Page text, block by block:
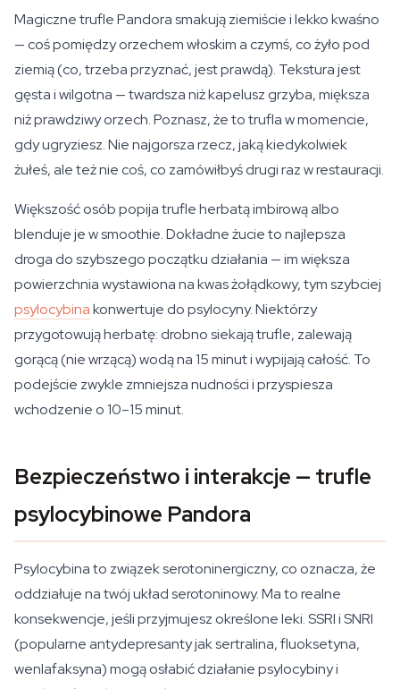
Magiczne trufle Pandora smakują ziemiście i lekko kwaśno
— coś pomiędzy orzechem włoskim a czymś, co żyło pod
ziemią (co, trzeba przyznać, jest prawdą). Tekstura jest
gęsta i wilgotna — twardsza niż kapelusz grzyba, miększa
niż prawdziwy orzech. Poznasz, że to trufla w momencie,
gdy ugryziesz. Nie najgorsza rzecz, jaką kiedykolwiek
żułeś, ale też nie coś, co zamówiłbyś drugi raz w restauracji.
Większość osób popija trufle herbatą imbirową albo
blenduje je w smoothie. Dokładne żucie to najlepsza
droga do szybszego początku działania — im większa
powierzchnia wystawiona na kwas żołądkowy, tym szybciej
psylocybinakonwertuje do psylocyny. Niektórzy
przygotowują herbatę: drobno siekają trufle, zalewają
gorącą (nie wrzącą) wodą na 15 minut i wypijają całość. To
podejście zwykle zmniejsza nudności i przyspiesza
wchodzenie o 10–15 minut.
Bezpieczeństwo i interakcje — trufle
psylocybinowe Pandora
Psylocybina to związek serotoninergiczny, co oznacza, że
oddziałuje na twój układ serotoninowy. Ma to realne
konsekwencje, jeśli przyjmujesz określone leki. SSRI i SNRI
(popularne antydepresanty jak sertralina, fluoksetyna,
wenlafaksyna) mogą osłabić działanie psylocybiny i